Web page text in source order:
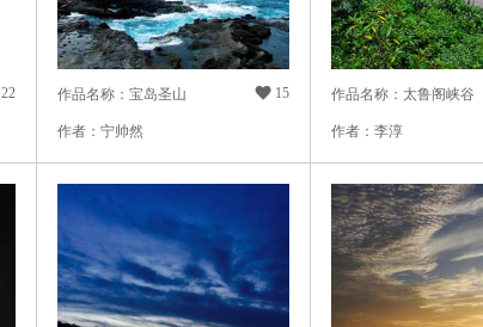
22 作品名称：宝岛圣山  15
作者：宁帅然
作品名称：太鲁阁峡谷
作者：李淳